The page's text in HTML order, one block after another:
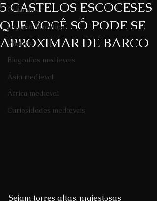
Cruzadas
Império Bizantino
Vikings
Biografias medievais
Ásia medieval
África medieval
Curiosidades medievais
5 CASTELOS ESCOCESES
QUE VOCÊ SÓ PODE SE
APROXIMAR DE BARCO
Sejam torres altas, majestosas